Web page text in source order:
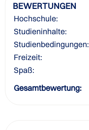
BEWERTUNGEN
Hochschule:
Studieninhalte:
Studienbedingungen:
Freizeit:
Spaß:
Gesamtbewertung: